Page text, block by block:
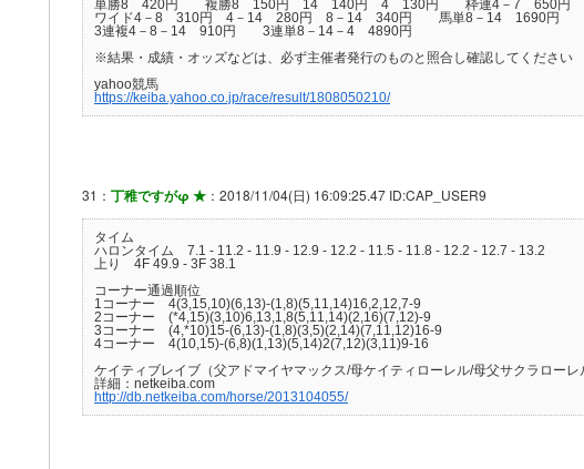
単勝8 420円 複勝8 150円 14 140円 4 130円 枠連4－7 650円
ワイド4－8 310円 4－14 280円 8－14 340円 馬単8－14 1690円
3連複4－8－14 910円 3連単8－14－4 4890円
※結果・成績・オッズなどは、必ず主催者発行のものと照合し確認してください
yahoo競馬
https://keiba.yahoo.co.jp/race/result/1808050210/
31： 丁稚ですがφ ★ ：2018/11/04(日) 16:09:25.47 ID:CAP_USER9
タイム
ハロンタイム 7.1 - 11.2 - 11.9 - 12.9 - 12.2 - 11.5 - 11.8 - 12.2 - 12.7 - 13.2
上り 4F 49.9 - 3F 38.1
コーナー通過順位
1コーナー 4(3,15,10)(6,13)-(1,8)(5,11,14)16,2,12,7-9
2コーナー (*4,15)(3,10)6,13,1,8(5,11,14)(2,16)(7,12)-9
3コーナー (4,*10)15-(6,13)-(1,8)(3,5)(2,14)(7,11,12)16-9
4コーナー 4(10,15)-(6,8)(1,13)(5,14)2(7,12)(3,11)9-16
ケイティブレイブ（父アドマイヤマックス/母ケイティローレル/母父サクラローレ
詳細：netkeiba.com
http://db.netkeiba.com/horse/2013104055/